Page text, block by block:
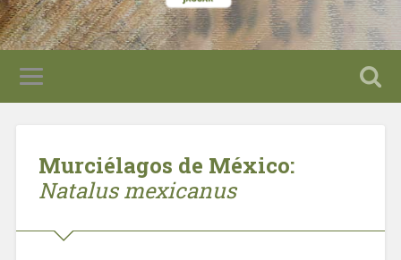
Murciélagos de México:
Natalus mexicanus